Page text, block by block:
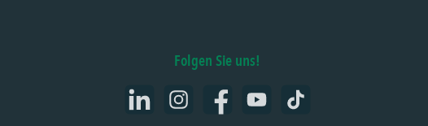
Folgen Sie uns!
LinkedIn Instagram YouTube TikTok